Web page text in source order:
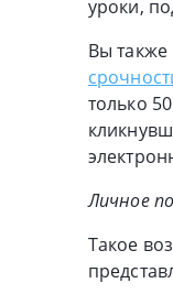
уроки,
Вы
только
Личное
Такое